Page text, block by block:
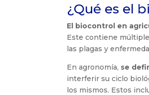
¿Qué es el
El biocontrol en
Este contiene
las plagas y
En agronomía, se
interferir su ciclo
los mismos. Estos